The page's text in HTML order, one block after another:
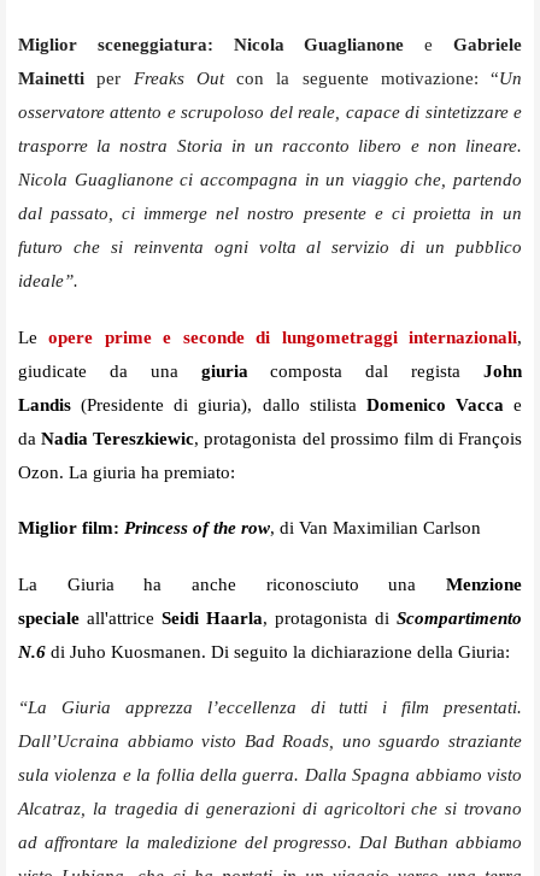
Miglior sceneggiatura: Nicola GuaglianoneeGabriele
Mainetti per Freaks Out con la seguente motivazione: “Un
osservatore attento e scrupoloso del reale, capace di sintetizzare e
trasporre la nostra Storia in un racconto libero e non lineare.
Nicola Guaglianone ci accompagna in un viaggio che, partendo
dal passato, ci immerge nel nostro presente e ci proietta in un
futuro che si reinventa ogni volta al servizio di un pubblico
ideale”.
Leopere prime e seconde di lungometraggi internazionali,
giudicate da una giuriacomposta dal registaJohn
Landis(Presidente di giuria), dallo stilista Domenico Vacca e
daNadia Tereszkiewic, protagonista del prossimo film di François
Ozon. La giuria ha premiato:
Miglior film: Princess of the row, di Van Maximilian Carlson
La Giuria ha anche riconosciuto una Menzione
speciale all'attrice Seidi Haarla, protagonista di Scompartimento
N.6 di Juho Kuosmanen. Di seguito la dichiarazione della Giuria:
“La Giuria apprezza l’eccellenza di tutti i film presentati.
Dall’Ucraina abbiamo visto Bad Roads, uno sguardo straziante
sula violenza e la follia della guerra. Dalla Spagna abbiamo visto
Alcatraz, la tragedia di generazioni di agricoltori che si trovano
ad affrontare la maledizione del progresso. Dal Buthan abbiamo